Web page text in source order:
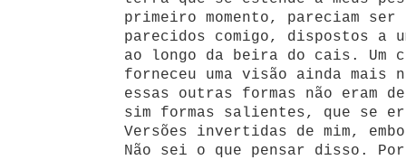
primeiro momento, pareciam
parecidos comigo, dispostos a
ao longo da beira do cais. Um
forneceu uma visão ainda
essas outras formas não eram
sim formas salientes, que se
Versões invertidas de mim,
Não sei o que pensar disso.